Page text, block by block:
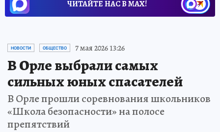
ЧИТАЙТЕ НАС В МАХ!
НОВОСТИ ОБЩЕСТВО 7 мая 2026 13:26
В Орле выбрали самых
сильных юных спасателей
В Орле прошли соревнования школьников
«Школа безопасности» на полосе
препятствий